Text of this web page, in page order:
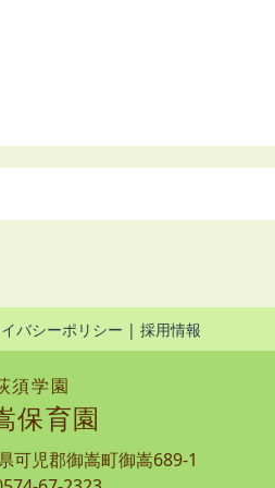
バシーポリシー 採用情報
須学園
保育園
可児郡御嵩町御嵩689-1